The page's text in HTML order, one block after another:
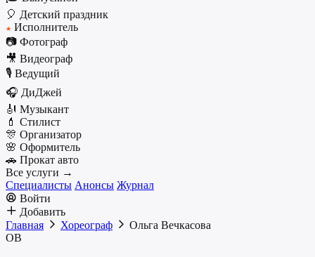
🎈 Детский праздник
★ Исполнитель
📷 Фотограф
🎥 Видеограф
🎙️ Ведущий
🎧 ДиДжей
🎻 Музыкант
💄 Стилист
🎊 Организатор
🌸 Оформитель
🚗 Прокат авто
Все услуги →
Специалисты Анонсы Журнал
Войти
Добавить
Главная
Хореограф
Ольга Вечкасова
ОВ